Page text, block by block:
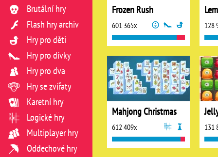
Frozen Rush
601 365x 128
Mahjong Christmas
612 409x 131
Brutální hry
Flash hry archiv
Hry pro děti
Hry pro dívky
Hry pro dva
Hry se zvířaty
Karetní hry
Logické hry
Multiplayer hry
Oddechové hry